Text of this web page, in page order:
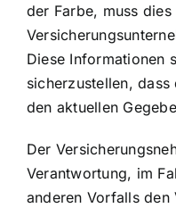
der Farbe, muss dies
Diese Informationen
sicherzustellen,
den aktuellen
Der
Verantwortung, im
anderen Vorfalls den